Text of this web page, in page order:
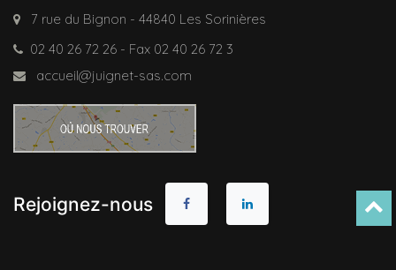
7 rue du Bignon - 44840 Les Sorinières
02 40 26 72 26 - Fax 02 40 26 72 3
accueil@juignet-sas.com
Rejoignez-nous